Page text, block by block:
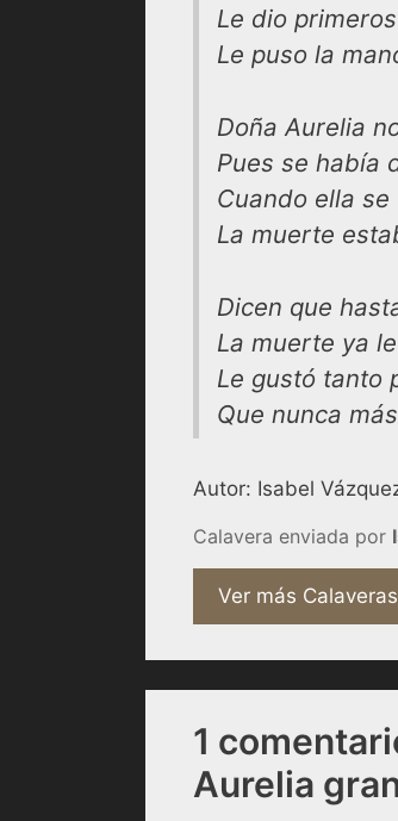
Le dio
Le puso la
Doña Aurelia
Pues se había
Cuando ella
La muerte
Dicen que
La muerte ya
Le gustó tanto
Que nunca
Autor: Isabel
Calavera enviada por
Ver más
1
Aurelia